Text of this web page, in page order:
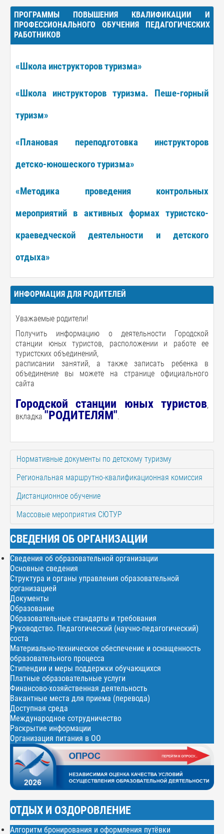
ПРОГРАММЫ ПОВЫШЕНИЯ КВАЛИФИКАЦИИ И
ПРОФЕССИОНАЛЬНОГО ОБУЧЕНИЯ ПЕДАГОГИЧЕСКИХ
РАБОТНИКОВ
«Школа инструкторов туризма»
«Школа инструкторов туризма. Пеше-горный
туризм»
«Плановая переподготовка инструкторов
детско-юношеского туризма»
«Методика проведения контрольных
мероприятий в активных формах туристско-
краеведческой деятельности и детского
отдыха»
ИНФОРМАЦИЯ ДЛЯ РОДИТЕЛЕЙ
Уважаемые родители!
Получить информацию о деятельности Городской
станции юных туристов, расположении и работе ее
туристских объединений,
расписании занятий, а также записать ребенка в
объединение вы можете на странице официального
сайта
Городской станции юных туристов,
вкладка "РОДИТЕЛЯМ".
Нормативные документы по детскому туризму
Региональная маршрутно-квалификационная комиссия
Дистанционное обучение
Массовые мероприятия СЮТУР
СВЕДЕНИЯ ОБ ОРГАНИЗАЦИИ
Сведения об образовательной организации
Основные сведения
Структура и органы управления образовательной
организацией
Документы
Образование
Образовательные стандарты и требования
Руководство. Педагогический (научно-педагогический)
соста
Материально-техническое обеспечение и оснащенность
образовательного процесса
Стипендии и меры поддержки обучающихся
Платные образовательные услуги
Финансово-хозяйственная деятельность
Вакантные места для приема (перевода)
Доступная среда
Международное сотрудничество
Раскрытие информации
Организация питания в ОО
ОТДЫХ И ОЗДОРОВЛЕНИЕ
Алгоритм бронирования и оформления путёвки